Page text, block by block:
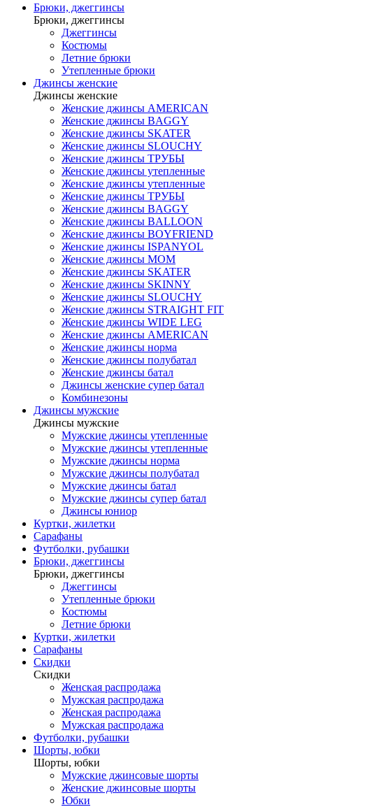
Брюки, джеггинсы
Брюки, джеггинсы
Джеггинсы
Костюмы
Летние брюки
Утепленные брюки
Джинсы женские
Джинсы женские
Женские джинсы AMERICAN
Женские джинсы BAGGY
Женские джинсы SKATER
Женские джинсы SLOUCHY
Женские джинсы ТРУБЫ
Женские джинсы утепленные
Женские джинсы утепленные
Женские джинсы ТРУБЫ
Женские джинсы BAGGY
Женские джинсы BALLOON
Женские джинсы BOYFRIEND
Женские джинсы ISPANYOL
Женские джинсы МОМ
Женские джинсы SKATER
Женские джинсы SKINNY
Женские джинсы SLOUCHY
Женские джинсы STRAIGHT FIT
Женские джинсы WIDE LEG
Женские джинсы AMERICAN
Женские джинсы норма
Женские джинсы полубатал
Женские джинсы батал
Джинсы женские супер батал
Комбинезоны
Джинсы мужские
Джинсы мужские
Мужские джинсы утепленные
Мужские джинсы утепленные
Мужские джинсы норма
Мужские джинсы полубатал
Мужские джинсы батал
Мужские джинсы супер батал
Джинсы юниор
Куртки, жилетки
Сарафаны
Футболки, рубашки
Брюки, джеггинсы
Брюки, джеггинсы
Джеггинсы
Утепленные брюки
Костюмы
Летние брюки
Куртки, жилетки
Сарафаны
Скидки
Скидки
Женская распродажа
Мужская распродажа
Женская распродажа
Мужская распродажа
Футболки, рубашки
Шорты, юбки
Шорты, юбки
Мужские джинсовые шорты
Женские джинсовые шорты
Юбки